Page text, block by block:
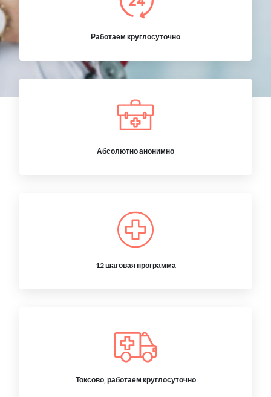
Работаем круглосуточно
Абсолютно анонимно
12 шаговая программа
Токсово, работаем круглосуточно